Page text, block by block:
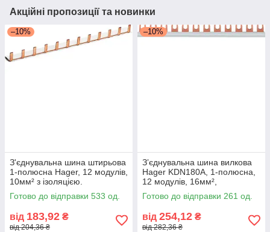
Акційні пропозиції та новинки
–10%
З'єднувальна шина штирьова
1-полюсна Hager, 12 модулів,
10мм² з ізоляцією.
Готово до відправки 533 од.
від 183,92 ₴
від 204,36 ₴
–10%
Зʼєднувальна шина вилкова
Hager KDN180A, 1-полюсна,
12 модулів, 16мм²,
ізольована
Готово до відправки 261 од.
від 254,12 ₴
від 282,36 ₴